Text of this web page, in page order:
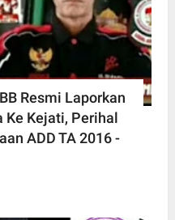
Resmi Laporkan
Ke Kejati, Perihal
ADD TA 2016 -